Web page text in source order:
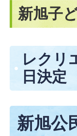
新旭子
レクリ
日決定
新旭公